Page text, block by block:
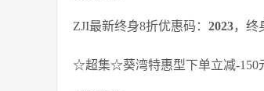
ZJI最新终身8折优惠码： 2023，终
☆超集☆葵湾特惠型下单立减-150